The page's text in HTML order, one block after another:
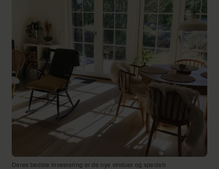
Deres bedste investering er de nye vinduer og specielt